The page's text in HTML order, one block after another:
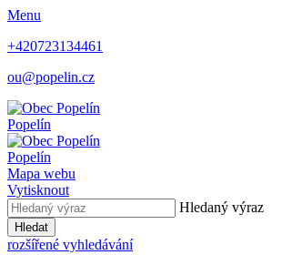
Menu
+420723134461
ou@popelin.cz
Popelín
Popelín
Mapa webu
Vytisknout
Hledaný výraz
Hledat
rozšířené vyhledávání